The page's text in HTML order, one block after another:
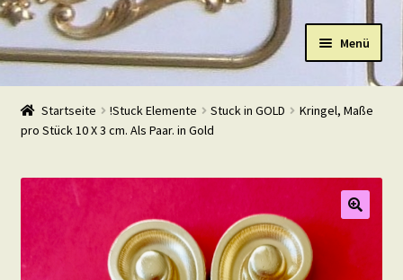
Navigation
Zum
Inhalt
Menü
Start
Shop
Warenkorb
Kasse
Startseite !Stuck Elemente Stuck in GOLD
Kringel, Maße
pro Stück 10 X 3 cm. Als Paar. in Gold